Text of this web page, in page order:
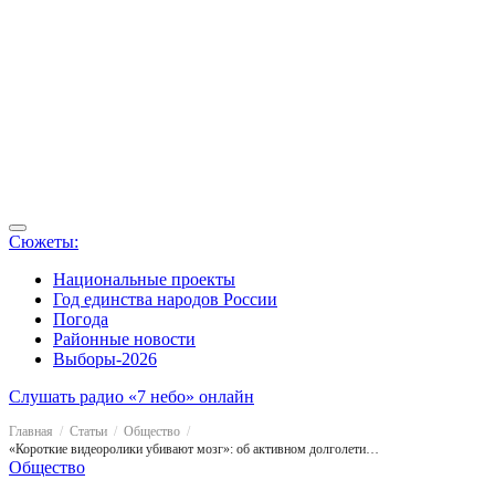
Сюжеты:
Национальные проекты
Год единства народов России
Погода
Районные новости
Выборы-2026
Слушать радио «7 небо» онлайн
Главная Статьи
Общество
«Короткие видеоролики убивают мозг»: об активном долголетии без горстей лекарств – в интервью с врачом
Общество